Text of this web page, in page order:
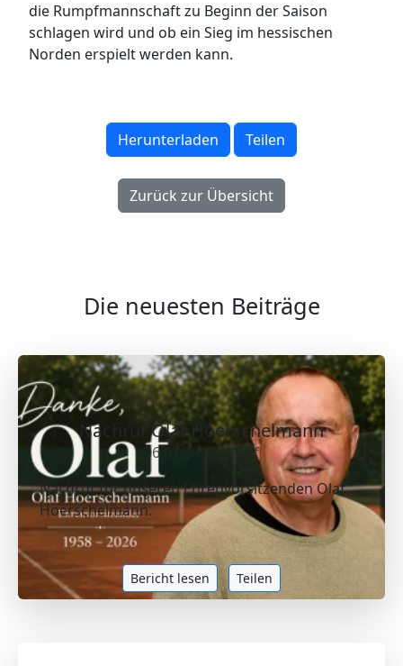
die Rumpfmannschaft zu Beginn der Saison
schlagen wird und ob ein Sieg im hessischen
Norden erspielt werden kann.
Herunterladen Teilen
Zurück zur Übersicht
Die neuesten Beiträge
Nachruf Olaf Hoerschelmann
06.07.2026 - Wolf
Nachruf für unseren Ehrenvorsitzenden Olaf
Hoerschelmann.
Bericht lesen Teilen